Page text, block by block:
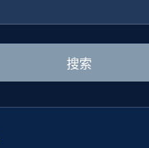
搜索